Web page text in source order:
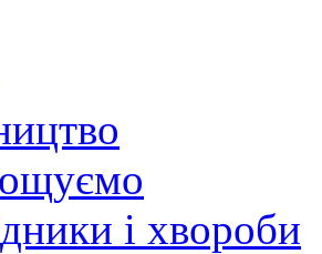
і хвороби